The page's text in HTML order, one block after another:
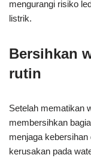
mengurangi risiko
listrik.
Bersihkan
rutin
Setelah mematikan
membersihkan
menjaga
kerusakan pada